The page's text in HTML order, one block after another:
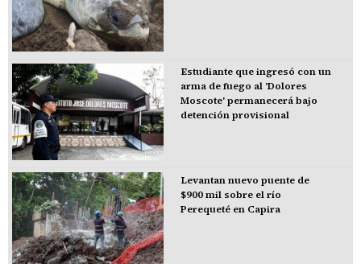
Estudiante que ingresó con un
arma de fuego al 'Dolores
Moscote' permanecerá bajo
detención provisional
Levantan nuevo puente de
$900 mil sobre el río
Perequeté en Capira